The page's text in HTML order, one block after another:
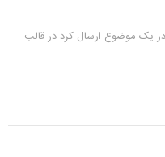
قالب